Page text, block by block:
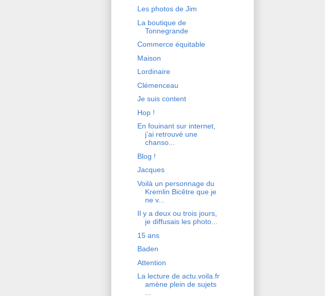
Les photos de Jim
La boutique de
Tonnegrande
Commerce équitable
Maison
Lordinaire
Clémenceau
Je suis content
Hop !
En fouinant sur internet,
j’ai retrouvé une
chanso...
Blog !
Jacques
Voilà un personnage du
Kremlin Bicêtre que je
ne v...
Il y a deux ou trois jours,
je diffusais les photo...
15 ans
Baden
Attention
La lecture de actu.voila.fr
amène plein de sujets